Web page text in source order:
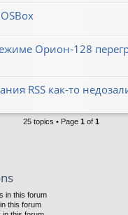
Орион-128
RSS как-то
25 topics • Page 1 of 1
in this forum
this forum